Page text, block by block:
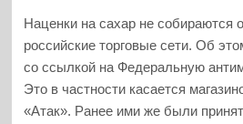
Наценки на сахар не собираются
российские торговые сети. Об
со ссылкой на Федеральную
Это в частности касается
«Атак». Ранее ими же были